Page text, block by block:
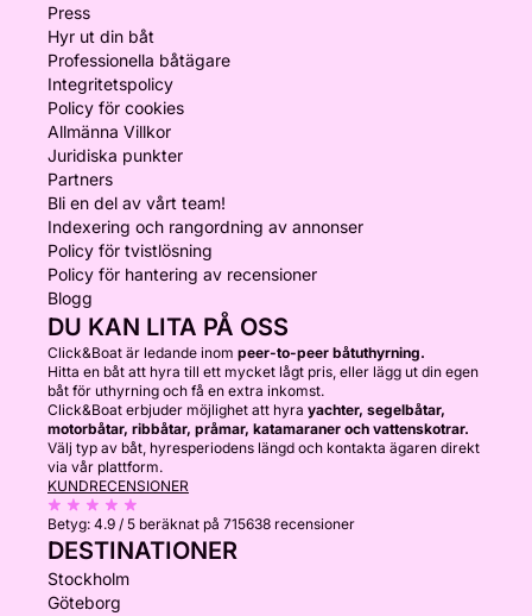
Press
Hyr ut din båt
Professionella båtägare
Integritetspolicy
Policy för cookies
Allmänna Villkor
Juridiska punkter
Partners
Bli en del av vårt team!
Indexering och rangordning av annonser
Policy för tvistlösning
Policy för hantering av recensioner
Blogg
DU KAN LITA PÅ OSS
Click&Boat är ledande inom peer-to-peer båtuthyrning.
Hitta en båt att hyra till ett mycket lågt pris, eller lägg ut din egen
båt för uthyrning och få en extra inkomst.
Click&Boat erbjuder möjlighet att hyra yachter, segelbåtar,
motorbåtar, ribbåtar, pråmar, katamaraner och vattenskotrar.
Välj typ av båt, hyresperiodens längd och kontakta ägaren direkt
via vår plattform.
KUNDRECENSIONER
Betyg: 4.9 / 5 beräknat på 715638 recensioner
DESTINATIONER
Stockholm
Göteborg